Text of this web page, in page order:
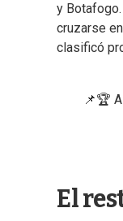
y
cruzarse
clasificó
📌🏆
El